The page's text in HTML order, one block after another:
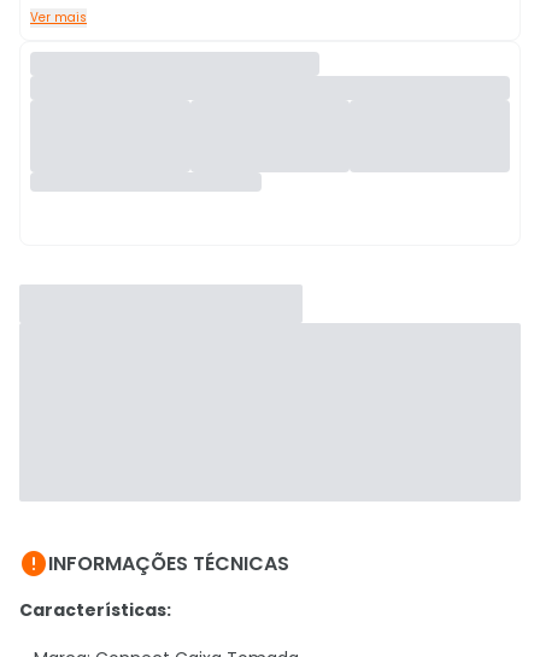
Ver mais
INFORMAÇÕES TÉCNICAS
Características: